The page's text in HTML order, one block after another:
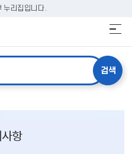
누리집입니다.
항